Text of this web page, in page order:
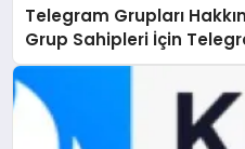
Telegram Grupları
Grup Sahipleri İçin
Ulaşma